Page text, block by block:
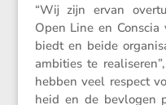
“Wij zijn ervan
Open Line en
biedt en beide
am­bi­ties te
hebben veel respect
heid en de bevlogen